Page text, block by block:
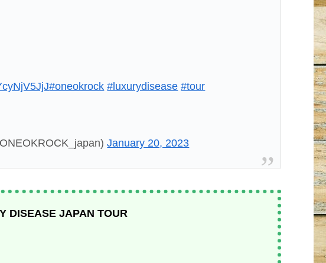
#oneokrock #luxurydisease #tour
January 20, 2023
DISEASE JAPAN TOUR